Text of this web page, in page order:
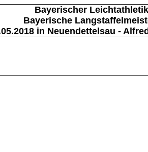
Bayerischer
Bayerische
in Neuendettelsau -